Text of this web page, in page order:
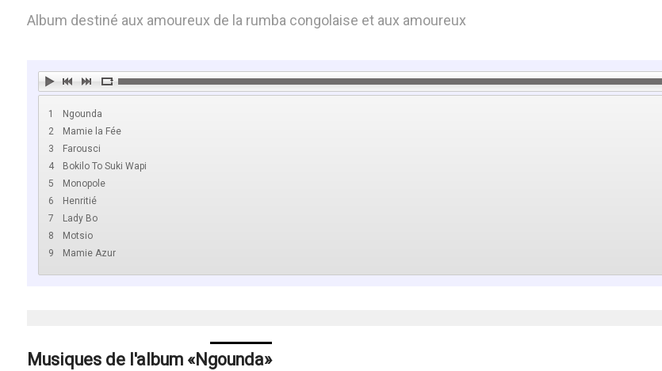
Album destiné aux amoureux de la rumba congolaise et aux amoureux
1
Ngounda
2
Mamie la Fée
3
Farousci
4
Bokilo To Suki Wapi
5
Monopole
6
Henritié
7
Lady Bo
8
Motsio
9
Mamie Azur
Musiques de l'album Ngounda